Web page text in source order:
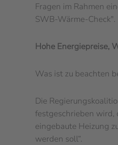
Fragen im Rahmen
SWB-Wärme-Check".
Hohe Energiepreise,
Was ist zu beachten
Die
festgeschrieben wird,
eingebaute Heizung
werden soll“.